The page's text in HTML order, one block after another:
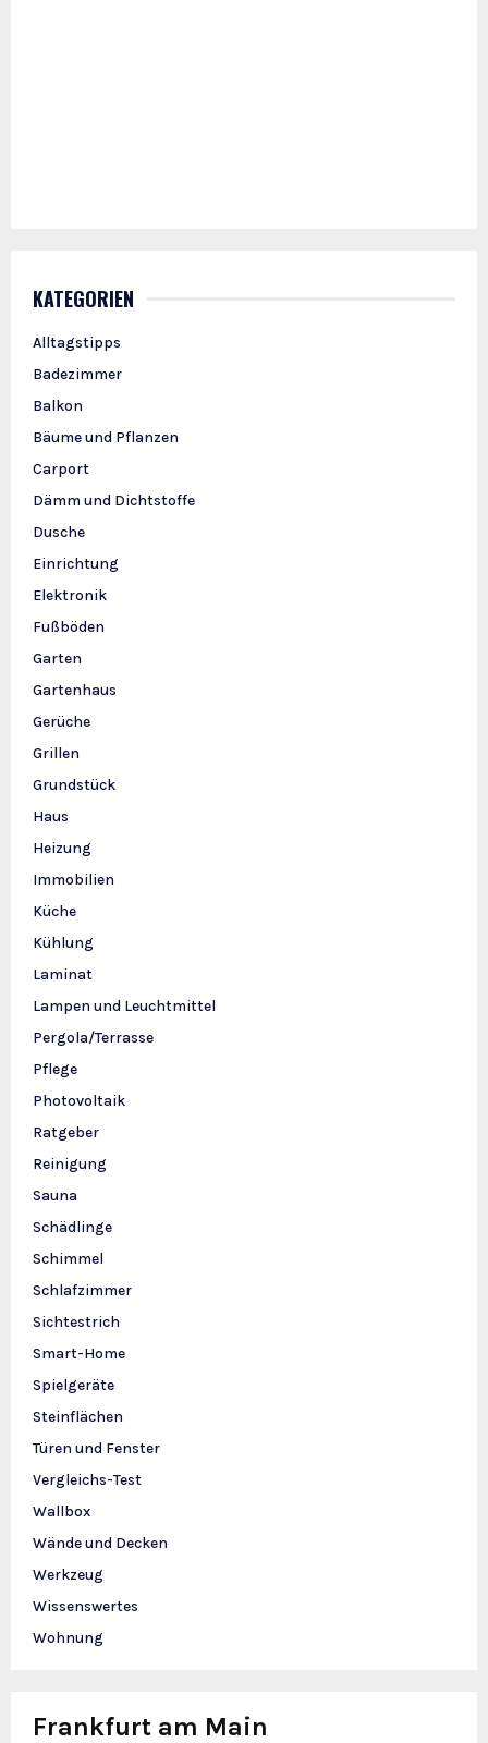
KATEGORIEN
Alltagstipps
Badezimmer
Balkon
Bäume und Pflanzen
Carport
Dämm und Dichtstoffe
Dusche
Einrichtung
Elektronik
Fußböden
Garten
Gartenhaus
Gerüche
Grillen
Grundstück
Haus
Heizung
Immobilien
Küche
Kühlung
Laminat
Lampen und Leuchtmittel
Pergola/Terrasse
Pflege
Photovoltaik
Ratgeber
Reinigung
Sauna
Schädlinge
Schimmel
Schlafzimmer
Sichtestrich
Smart-Home
Spielgeräte
Steinflächen
Türen und Fenster
Vergleichs-Test
Wallbox
Wände und Decken
Werkzeug
Wissenswertes
Wohnung
Frankfurt am Main